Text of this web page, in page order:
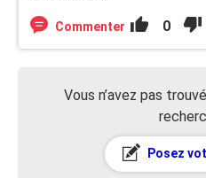
Commenter 0
Vous n’avez pas
Posez